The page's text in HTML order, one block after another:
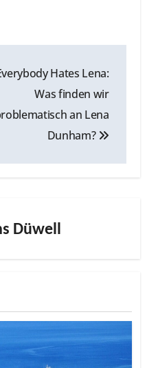
Hates Lena:
Was finden wir
an Lena
Dunham?
Düwell